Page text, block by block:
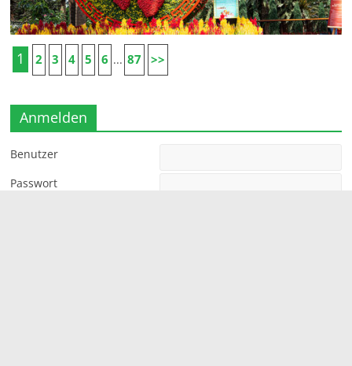
1 2 3 4 5 6 ... 87 >>
Anmelden
Benutzer
Passwort